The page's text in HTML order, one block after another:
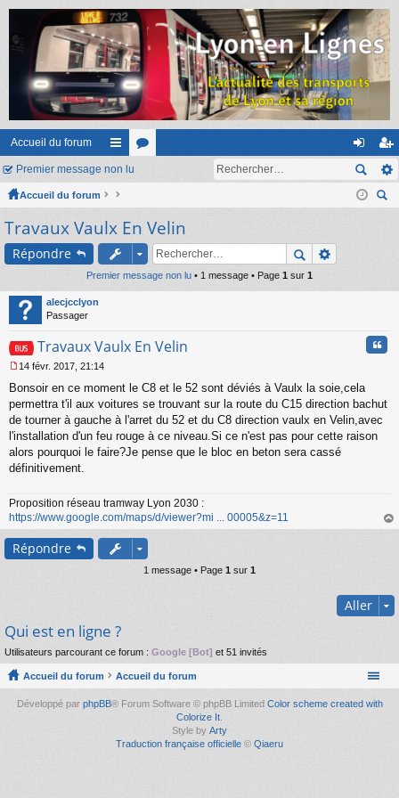
Accueil du forum
ac
co
ur
ci
s
m
on
ne
ns
cri
Premier message non lu
Accueil du forum
Travaux Vaulx En Velin
Répondre
Premier message non lu • 1 message • Page 1 sur 1
alecjcclyon
Passager
Travaux Vaulx En Velin
e
s
s
g
e
n
l
u
14 févr. 2017, 21:14
Bonsoir en ce moment le C8 et le 52 sont déviés à Vaulx la soie,cela
permettra t'il aux voitures se trouvant sur la route du C15 direction bachut
de tourner à gauche à l'arret du 52 et du C8 direction vaulx en Velin,avec
l'installation d'un feu rouge à ce niveau.Si ce n'est pas pour cette raison
alors pourquoi le faire?Je pense que le bloc en beton sera cassé
définitivement.
Proposition réseau tramway Lyon 2030 :
https://www.google.com/maps/d/viewer?mi ... 00005&z=11
au
Répondre
1 message • Page 1 sur 1
Aller
Qui est en ligne ?
Utilisateurs parcourant ce forum : Google [Bot] et 51 invités
Accueil du forum Accueil du forum
Développé par phpBB® Forum Software © phpBB Limited Color scheme created with
Colorize It
Style by Arty
Traduction française officielle © Qiaeru